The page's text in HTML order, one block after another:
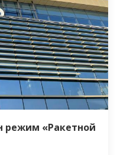
режим «Ракетной